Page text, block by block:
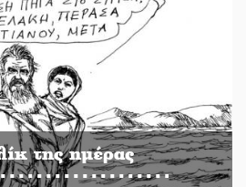
της ημέρας